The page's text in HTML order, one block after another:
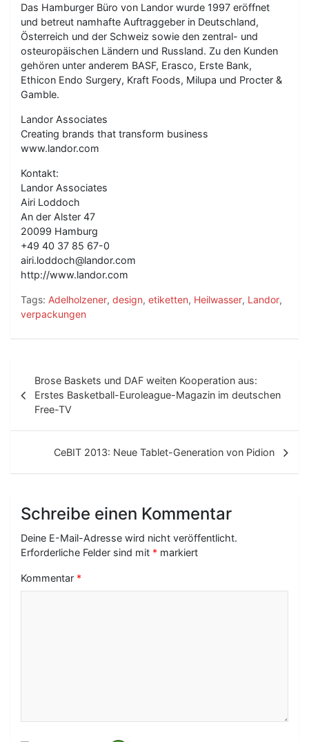
Das Hamburger Büro von Landor wurde 1997 eröffnet
und betreut namhafte Auftraggeber in Deutschland,
Österreich und der Schweiz sowie den zentral- und
osteuropäischen Ländern und Russland. Zu den Kunden
gehören unter anderem BASF, Erasco, Erste Bank,
Ethicon Endo Surgery, Kraft Foods, Milupa und Procter &
Gamble.
Landor Associates
Creating brands that transform business
www.landor.com
Kontakt:
Landor Associates
Airi Loddoch
An der Alster 47
20099 Hamburg
+49 40 37 85 67-0
airi.loddoch@landor.com
http://www.landor.com
Tags: Adelholzener, design, etiketten, Heilwasser, Landor,
verpackungen
e
g
N
Brose Baskets und DAF weiten Kooperation aus:
Erstes Basketball-Euroleague-Magazin im deutschen
Free-TV
CeBIT 2013: Neue Tablet-Generation von Pidion
Schreibe einen Kommentar
Deine E-Mail-Adresse wird nicht veröffentlicht.
Erforderliche Felder sind mit * markiert
Kommentar *